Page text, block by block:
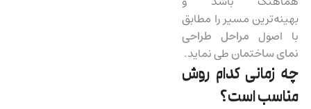
بهینه‌ترین مسیر را مطابق
با اصول مراحل طراحی
نمای ساختمانطی نماید.
چه زمانی کدام روش
مناسب است؟